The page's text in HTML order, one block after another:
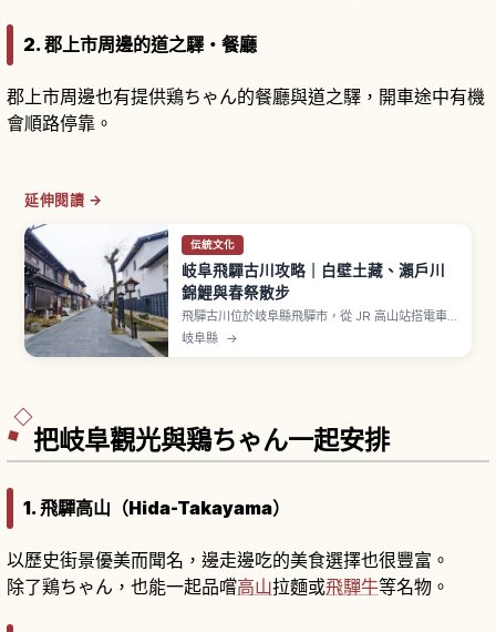
2. 郡上市周邊的道之驛・餐廳
郡上市周邊也有提供鶏ちゃん的餐廳與道之驛，開車途中有機
會順路停靠。
延伸閱讀 →
伝統文化
岐阜飛驒古川攻略｜白壁土藏、瀨戶川
錦鯉與春祭散步
飛驒古川位於岐阜縣飛驒市，從 JR 高山站搭電車
約15分鐘，作為《你的名字。》取景靈感之一受到
岐阜縣 →
把岐阜觀光與鶏ちゃん一起安排
1. 飛驒高山（Hida-Takayama）
以歷史街景優美而聞名，邊走邊吃的美食選擇也很豐富。
除了鶏ちゃん，也能一起品嚐高山拉麵或飛驒牛等名物。